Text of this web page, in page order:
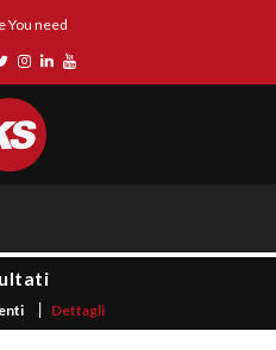
You need
Dettagli